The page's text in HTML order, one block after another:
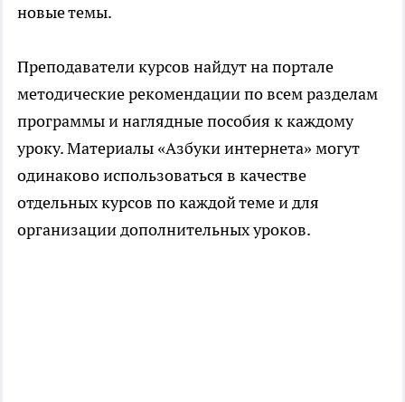
новые темы.
Преподаватели курсов найдут на портале
методические рекомендации по всем разделам
программы и наглядные пособия к каждому
уроку. Материалы «Азбуки интернета» могут
одинаково использоваться в качестве
отдельных курсов по каждой теме и для
организации дополнительных уроков.